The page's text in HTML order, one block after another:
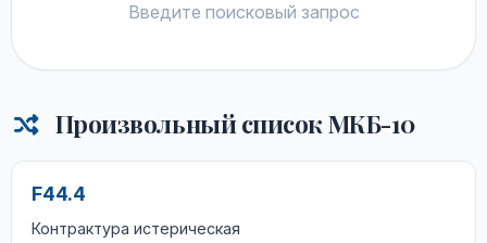
Введите поисковый запрос
Произвольный список МКБ-10
F44.4
Контрактура истерическая